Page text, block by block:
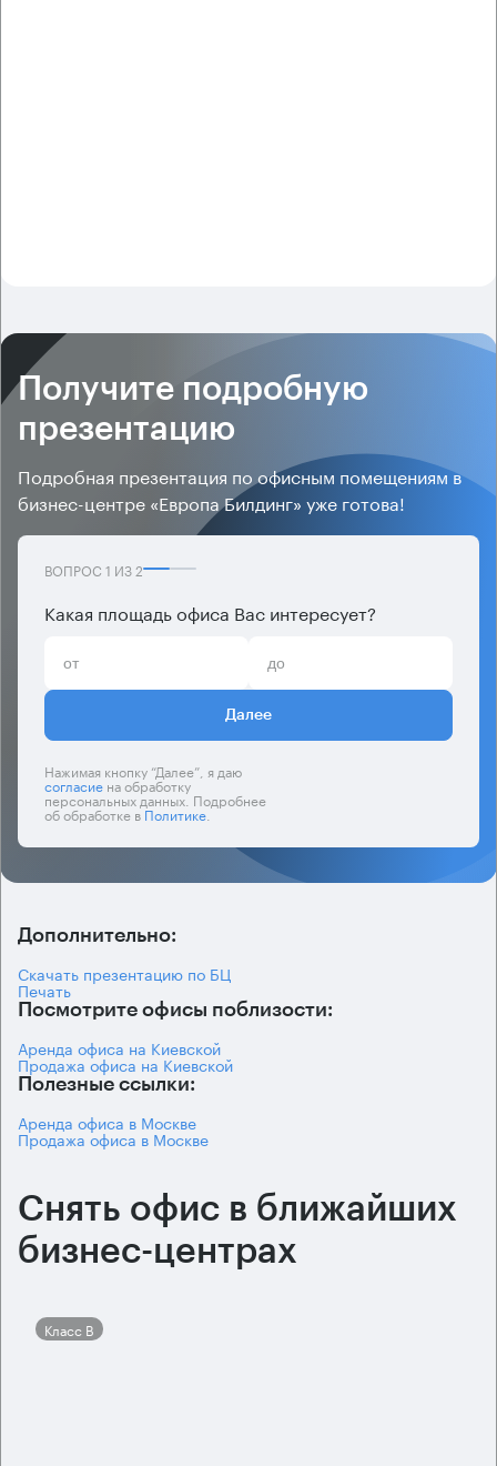
Получите подробную
презентацию
Подробная презентация по офисным помещениям в
бизнес-центре «Европа Билдинг» уже готова!
ВОПРОС 1 ИЗ2
Какая площадь офиса Вас интересует?
Далее
Нажимая кнопку “Далее”, я даю
согласиена обработку
персональных данных. Подробнее
об обработке вПолитике.
Дополнительно:
Скачать презентацию по БЦ
Печать
Посмотрите офисы поблизости:
Аренда офиса на Киевской
Продажа офиса на Киевской
Полезные ссылки:
Аренда офиса в Москве
Продажа офиса в Москве
Снять офис в ближайших
бизнес-центрах
Класс B